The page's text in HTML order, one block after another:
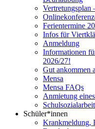
Vertretungsplan
Ferientermine
Infos für
Anmeldung
Informationen
2026/27!
Gut ankommen
Mensa
Mensa FAQs
Anmietung
Schüler*innen
Krankmeldung,